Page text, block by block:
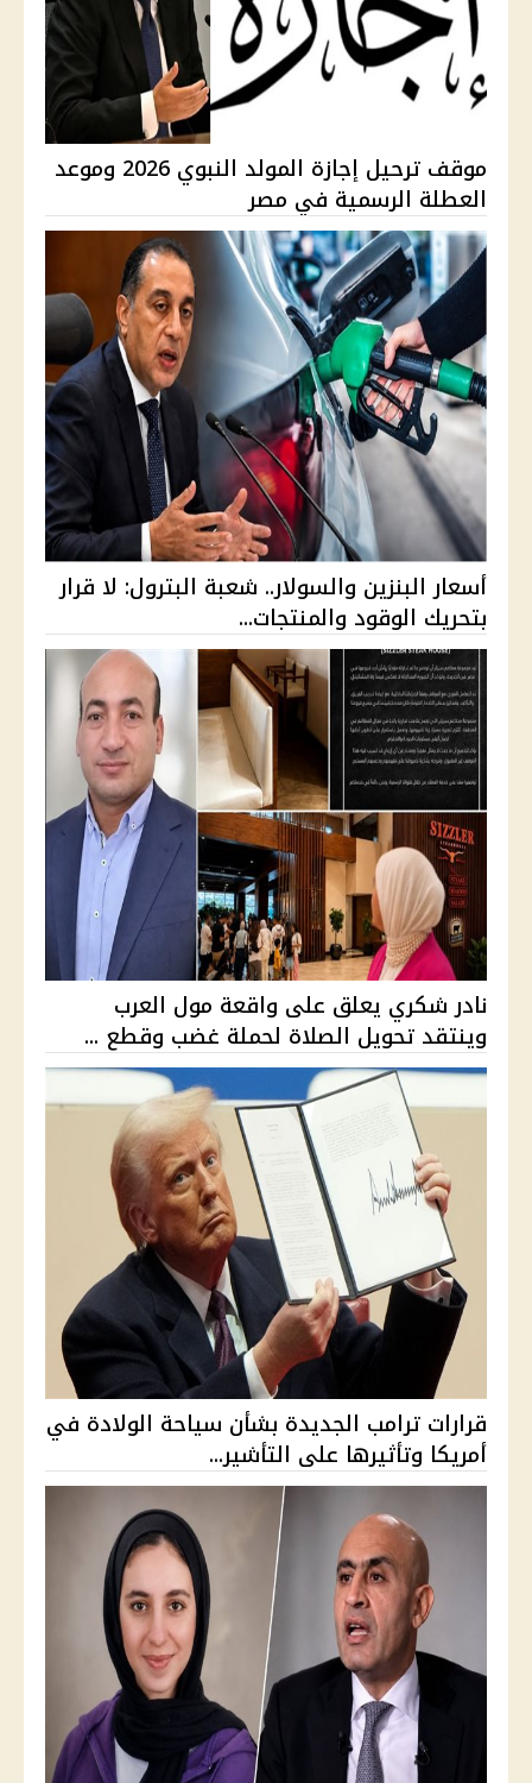
موقف ترحيل إجازة المولد النبوي 2026 وموعد
العطلة الرسمية في مصر
أسعار البنزين والسولار.. شعبة البترول: لا قرار
بتحريك الوقود والمنتجات...
نادر شكري يعلق على واقعة مول العرب
وينتقد تحويل الصلاة لحملة غضب وقطع ...
قرارات ترامب الجديدة بشأن سياحة الولادة في
أمريكا وتأثيرها على التأشير...